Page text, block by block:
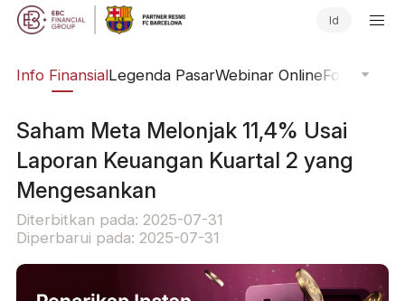
Id
Info FinansialLegenda PasarWebinar OnlineFokus
Saham Meta Melonjak 11,4% Usai
Laporan Keuangan Kuartal 2 yang
Mengesankan
Diterbitkan pada: 2025-07-31
Diperbarui pada: 2025-07-31